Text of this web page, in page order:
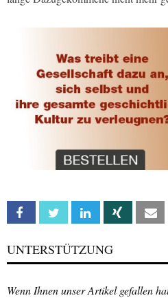
Facebook Twitter Linkedin Xing
UNTERSTÜTZUNG
Wenn Ihnen unser Artikel gefallen